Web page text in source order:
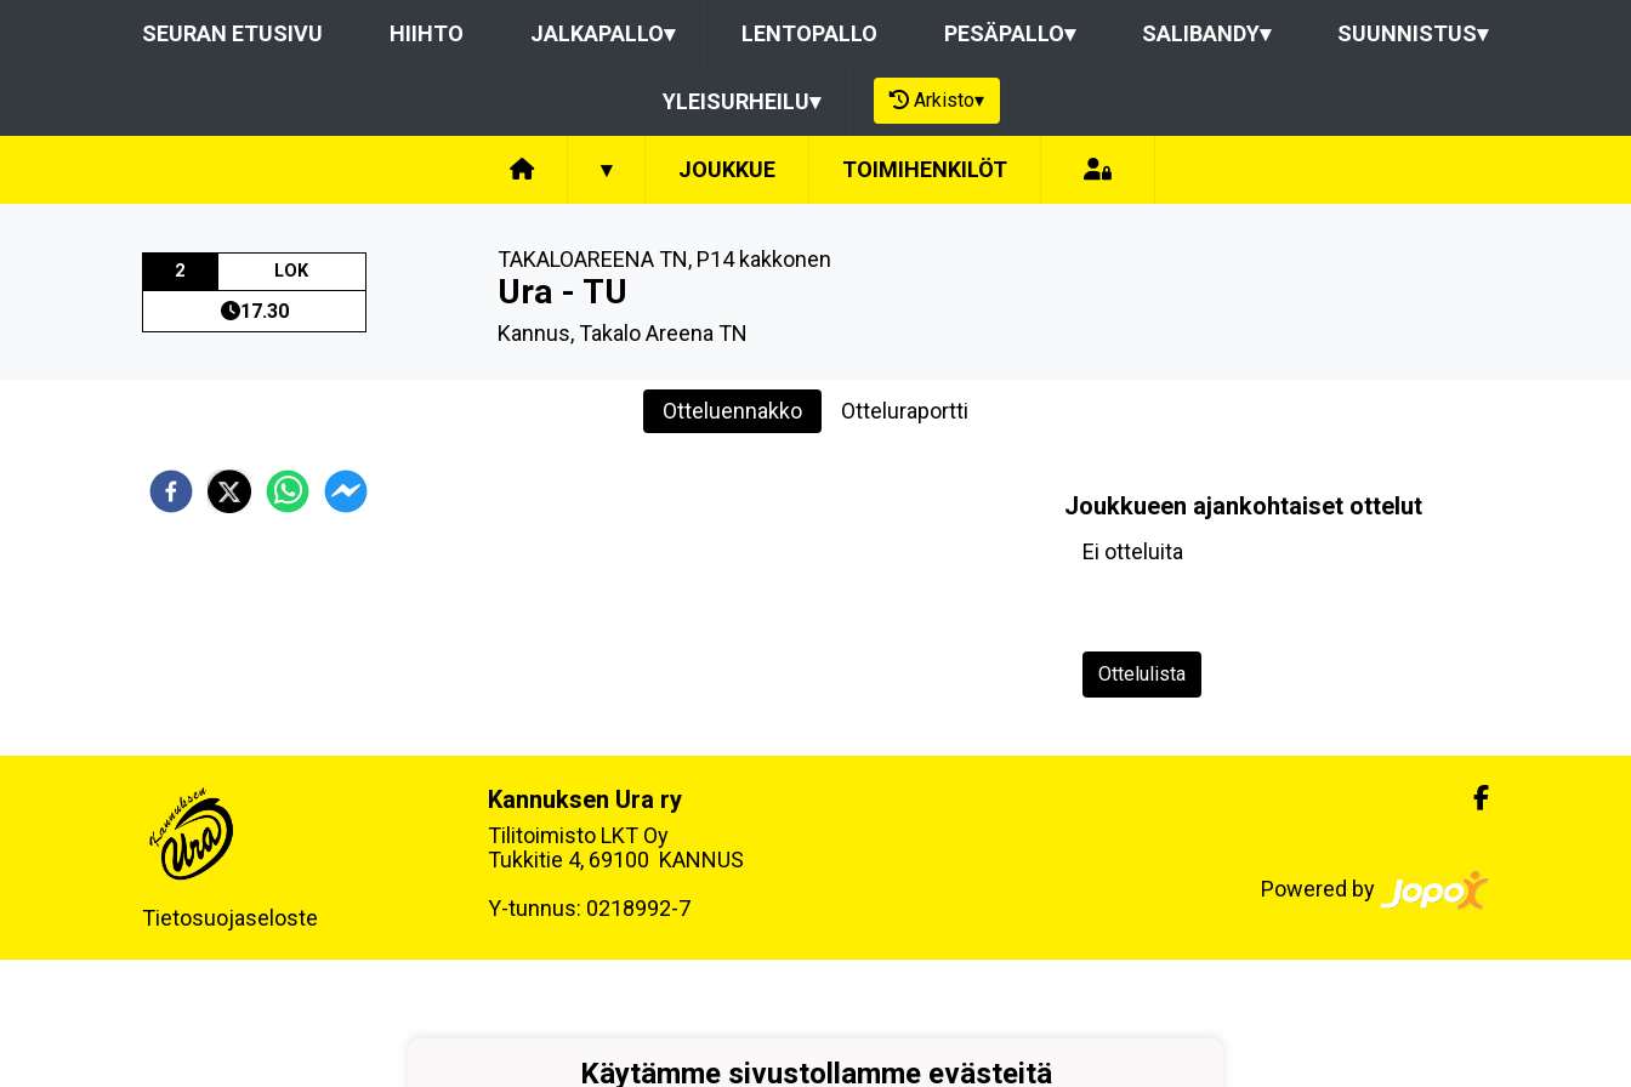
SEURAN ETUSIVU HIIHTO JALKAPALLO▾ LENTOPALLO PESÄPALLO▾ SALIBANDY▾ SUUNNISTUS▾
YLEISURHEILU▾ Arkisto▾
▾ JOUKKUE TOIMIHENKILÖT
2 LOK
17.30
TAKALOAREENA TN, P14 kakkonen
Ura - TU
Kannus, Takalo Areena TN
Otteluennakko Otteluraportti
Joukkueen ajankohtaiset ottelut
Ei otteluita
Ottelulista
Tietosuojaseloste
Kannuksen Ura ry
Tilitoimisto LKT Oy
Tukkitie 4, 69100 KANNUS
Y-tunnus: 0218992-7
Powered by
Käytämme sivustollamme evästeitä